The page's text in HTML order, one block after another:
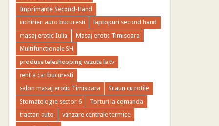
Imprimante Second-Hand
inchirieri auto bucuresti
laptopuri second hand
masaj erotic Iulia
Masaj erotic Timisoara
Multifunctionale SH
produse teleshopping vazute la tv
rent a car bucuresti
salon masaj erotic Timisoara
Scaun cu rotile
Stomatologie sector 6
Torturi la comanda
tractari auto
vanzare centrale termice